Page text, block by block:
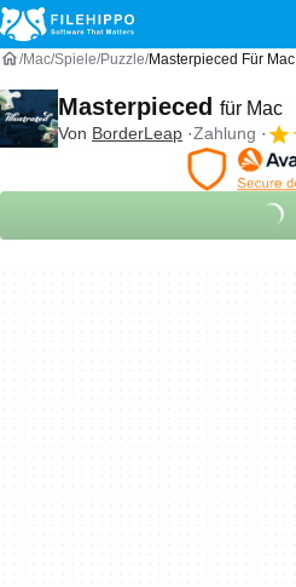
Mac Spiele Puzzle Masterpieced Für Mac
Masterpieced für Mac
Von BorderLeap Zahlung